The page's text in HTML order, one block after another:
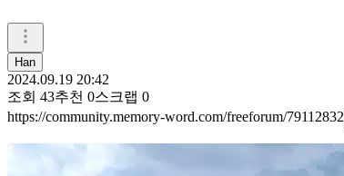
Han
2024.09.19 20:42
조회 43추천 0스크랩 0
https://community.memory-word.com/freeforum/79112832